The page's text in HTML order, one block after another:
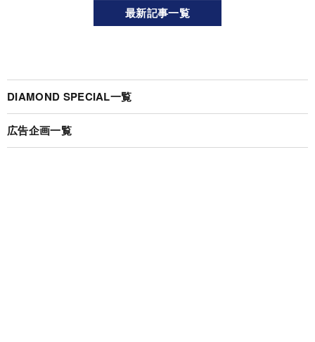
最新記事一覧
DIAMOND SPECIAL一覧
広告企画一覧